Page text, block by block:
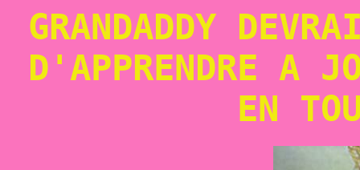
GRANDADDY
D'APPRENDRE A
EN